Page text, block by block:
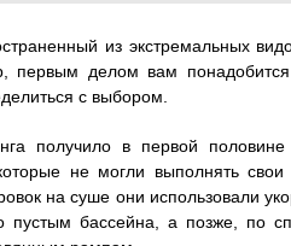
из экстремальных
первым делом вам
с выбором.
получило в первой
не могли выполнять
на суше они использовали
пустым бассейна, а позже, по